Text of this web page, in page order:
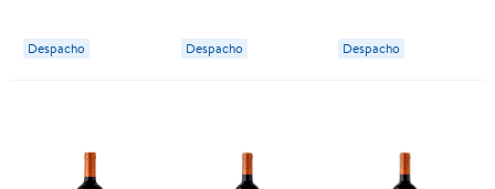
Despacho
750 ml Sol de
Chile
Despacho Despacho